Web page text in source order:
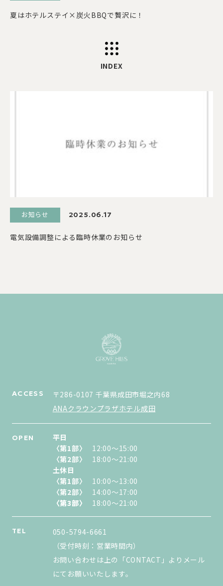
夏はホテルステイ×炭火BBQで贅沢に！
INDEX
お知らせ 2025.06.17
電気設備調整による臨時休業のお知らせ
ACCESS
〒286-0107 千葉県成田市堀之内68
ANAクラウンプラザホテル成田
OPEN 平日
土休日
〈第1部〉
〈第1部〉
12:00〜15:00
10:00〜13:00
〈第2部〉
〈第2部〉
18:00〜21:00
14:00〜17:00
〈第3部〉
〈第3部〉 18:00〜21:00
TEL
050-5794-6661
（受付時刻：営業時間内）
お問い合わせは上の「CONTACT」よりメール
にてお願いいたします。